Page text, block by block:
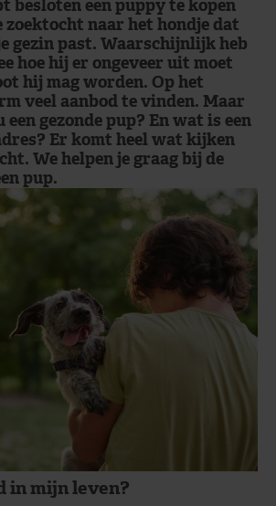
besloten een puppy te kopen
zoektocht naar het hondje dat
gezin past. Waarschijnlijk heb
hoe hij er ongeveer uit moet
hij mag worden. Op het
veel aanbod te vinden. Maar
gezonde pup? En wat is een
Er komt heel wat kijken
We helpen je graag bij de
pup.
in mijn leven?